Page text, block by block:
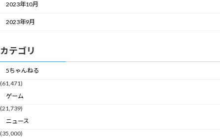
2023年10月
2023年9月
カテゴリ
5ちゃんねる
(61,471)
ゲーム
(21,739)
ニュース
(35,000)